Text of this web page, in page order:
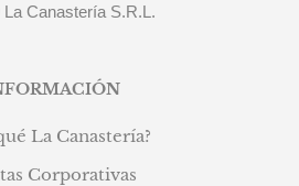
Canastería S.R.L.
La Canastería?
Corporativas